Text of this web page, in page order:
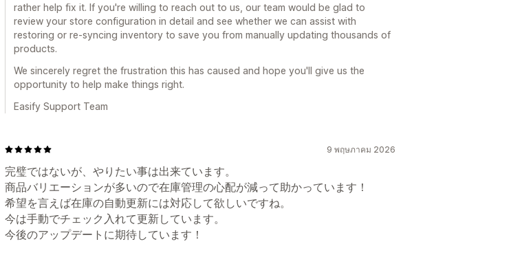
rather help fix it. If you're willing to reach out to us, our team would be glad to
review your store configuration in detail and see whether we can assist with
restoring or re-syncing inventory to save you from manually updating thousands of
products.
We sincerely regret the frustration this has caused and hope you'll give us the
opportunity to help make things right.
Easify Support Team
9 พฤษภาคม 2026
完璧ではないが、やりたい事は出来ています。
商品バリエーションが多いので在庫管理の心配が減って助かっています！
希望を言えば在庫の自動更新には対応して欲しいですね。
今は手動でチェック入れて更新しています。
今後のアップデートに期待しています！